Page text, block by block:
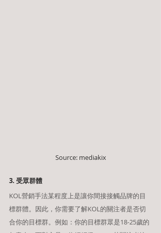
Source: mediakix
3. 受眾群體
KOL營銷手法某程度上是讓你間接接觸品牌的目
標群體。因此，你需要了解KOL的關注者是否切
合你的目標群。例如：你的目標群眾是18-25歲的